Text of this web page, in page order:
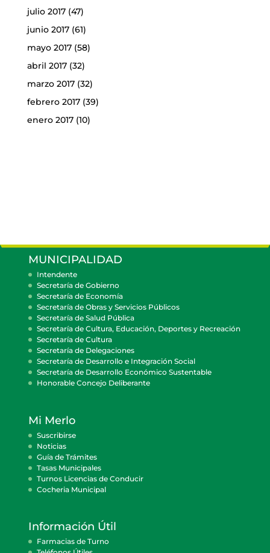
julio 2017(47)
junio 2017(61)
mayo 2017(58)
abril 2017(32)
marzo 2017(32)
febrero 2017(39)
enero 2017(10)
MUNICIPALIDAD
Intendente
Secretaría de Gobierno
Secretaría de Economía
Secretaría de Obras y Servicios Públicos
Secretaría de Salud Pública
Secretaría de Cultura, Educación, Deportes y Recreación
Secretaría de Cultura
Secretaría de Delegaciones
Secretaría de Desarrollo e Integración Social
Secretaría de Desarrollo Económico Sustentable
Honorable Concejo Deliberante
Mi Merlo
Suscribirse
Noticias
Guía de Trámites
Tasas Municipales
Turnos Licencias de Conducir
Cocheria Municipal
Información Útil
Farmacias de Turno